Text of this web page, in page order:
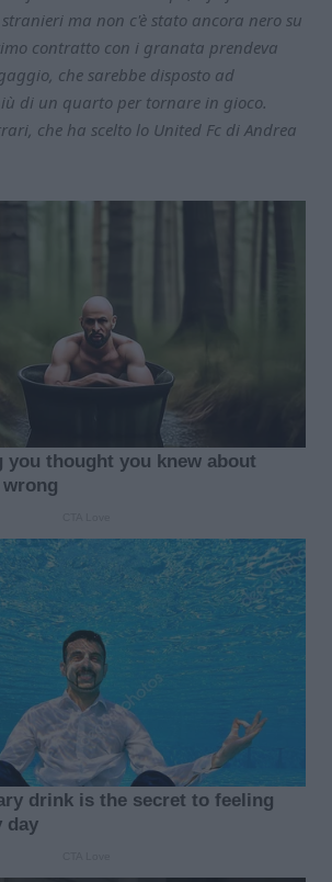
ma non c'è stato ancora nero su
contratto con i granata prendeva
che sarebbe disposto ad
di un quarto per tornare in gioco.
che ha scelto lo United Fc di Andrea